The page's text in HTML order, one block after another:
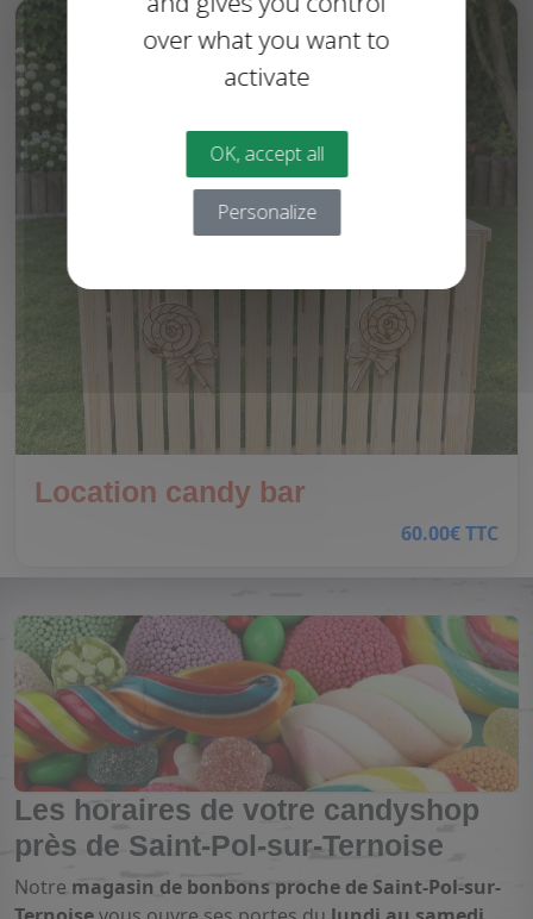
over what you want to
activate
OK, accept all
Personalize
Location candy bar
60.00€ TTC
Les horaires de votre candyshop
près de Saint-Pol-sur-Ternoise
Notre magasin de bonbons proche de Saint-Pol-sur-